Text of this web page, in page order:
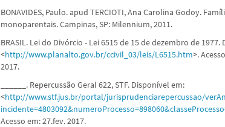
BONAVIDES, Paulo. apud TERCIOTI, Ana Carolina Godoy.
monoparentais. Campinas, SP: Milennium, 2011.
BRASIL. Lei do Divórcio - Lei 6515 de 15 de dezembro de
<http://www.planalto.gov.br/ccivil_03/leis/L6515.htm>.
2017.
______. Repercussão Geral 622, STF. Disponível em:
<http://www.stf.jus.br/portal/jurisprudenciarepercussao/
Acesso em: 27.fev. 2017.